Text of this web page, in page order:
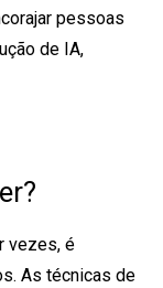
pessoas
de IA,
vezes, é
As técnicas de